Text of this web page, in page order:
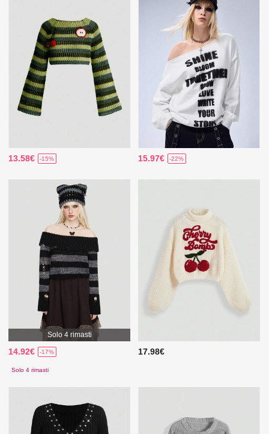
13.58€ -15% 15.97€ -22%
Solo 4 rimasti
14.92€ -17%
Solo 4 rimasti
17.98€